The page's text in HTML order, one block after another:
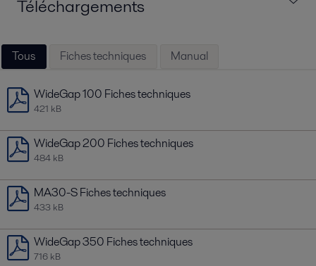
Téléchargements
Tous Fiches techniques Manual
WideGap 100 Fiches techniques
421 kB
WideGap 200 Fiches techniques
484 kB
MA30-S Fiches techniques
433 kB
WideGap 350 Fiches techniques
716 kB